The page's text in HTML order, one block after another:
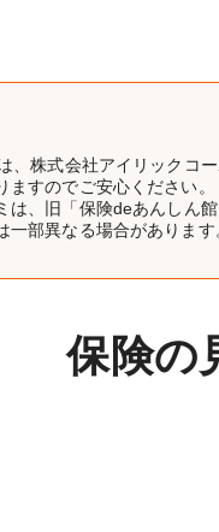
、株式会社アイリック
すのでご安心ください。
は、旧「保険deあんしん
部異なる場合があります
保険の